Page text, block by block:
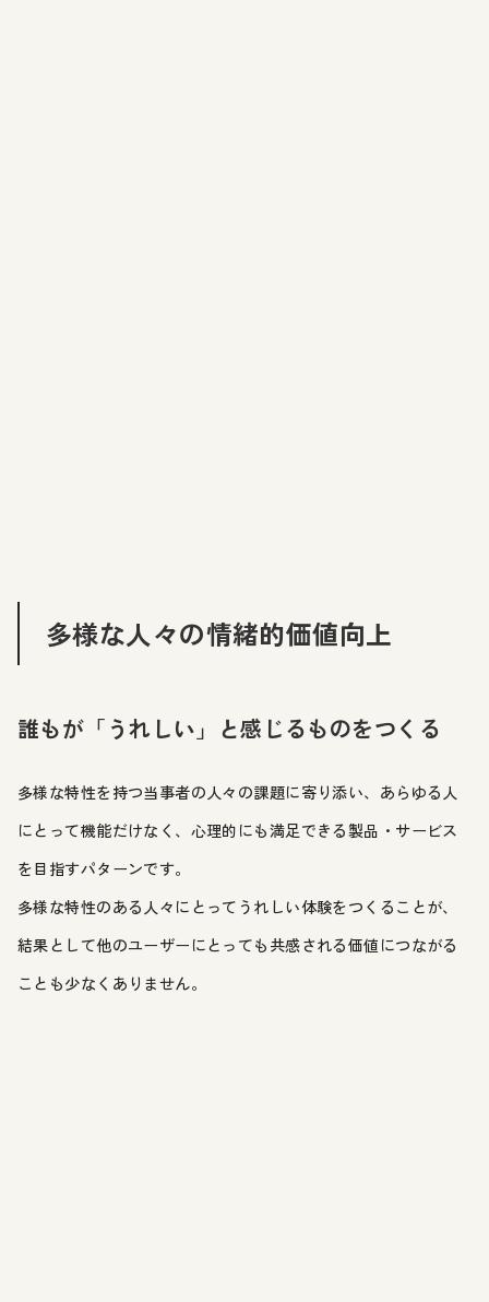
多様な人々の情緒的価値向上
誰もが「うれしい」と感じるものをつくる
多様な特性を持つ当事者の人々の課題に寄り添い、あらゆる人
にとって機能だけなく、心理的にも満足できる製品・サービス
を目指すパターンです。
多様な特性のある人々にとってうれしい体験をつくることが、
結果として他のユーザーにとっても共感される価値につながる
ことも少なくありません。